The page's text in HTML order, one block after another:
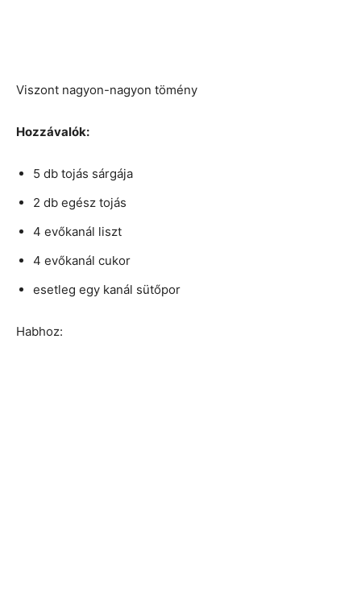
Viszont nagyon-nagyon tömény
Hozzávalók:
5 db tojás sárgája
2 db egész tojás
4 evőkanál liszt
4 evőkanál cukor
esetleg egy kanál sütőpor
Habhoz: